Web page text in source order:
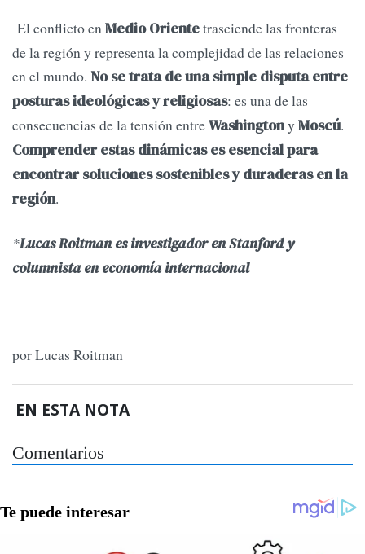
El conflicto enMedio Orientetrasciende las fronteras
de la región y representa la complejidad de las relaciones
en el mundo. No se trata de una simple disputa entre
posturas ideológicas y religiosas: es una de las
consecuencias de la tensión entreWashingtony Moscú.
Comprender estas dinámicas es esencial para
encontrar soluciones sostenibles y duraderas en la
región.
*Lucas Roitman es investigador en Stanford y
columnista en economía internacional
por Lucas Roitman
EN ESTA NOTA
Comentarios